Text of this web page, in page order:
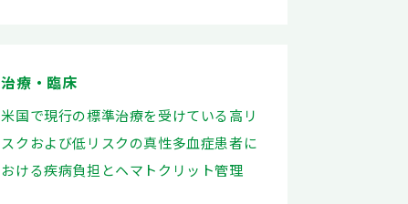
治療・臨床
米国で現行の標準治療を受けている高リ
スクおよび低リスクの真性多血症患者に
おける疾病負担とヘマトクリット管理